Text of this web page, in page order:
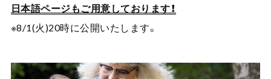
日本語ページもご用意しております！
※8/1(火)20時に公開いたします。